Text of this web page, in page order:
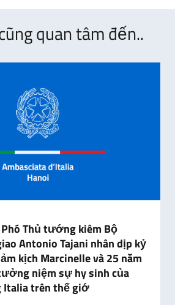
quan tâm đến..
Thủ tướng kiêm Bộ
Antonio Tajani nhân dịp kỷ
kịch Marcinelle và 25 năm
niệm sự hy sinh của
trên thế giớ